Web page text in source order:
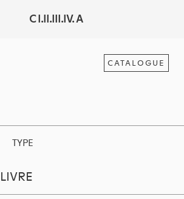
C I.II.III.IV. A
CATALOGUE
TYPE
LIVRE